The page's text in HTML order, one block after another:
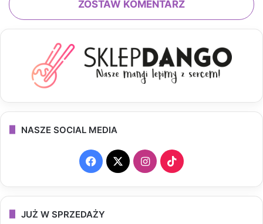
ZOSTAW KOMENTARZ
NASZE SOCIAL MEDIA
F
a
X
I
n
T
i
JUŻ W SPRZEDAŻY